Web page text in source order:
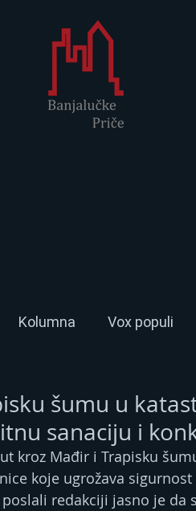
Kolumna Vox populi
šumu u
sanaciju i
kroz Mađir i Trapisku
koje ugrožava
redakciji jasno je da